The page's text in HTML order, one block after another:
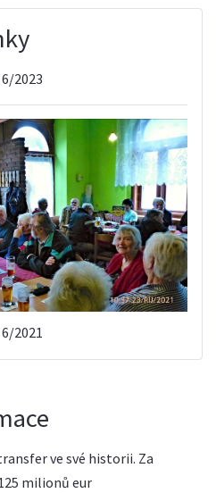
2023
2021
ve své historii. Za
milionů eur